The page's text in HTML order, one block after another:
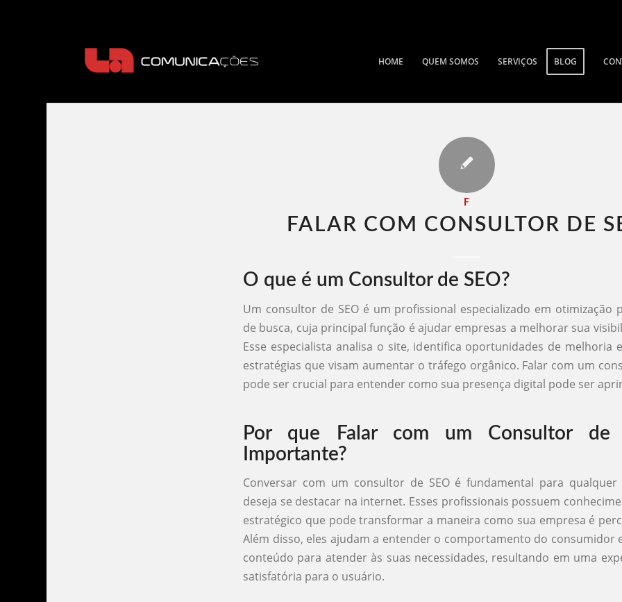
HOME QUEM SOMOS SERVIÇOS BLOG
F
FALAR COM CONSULTOR DE
O que é um Consultor de SEO?
Um consultor de SEO é um profissional especializado em otimização
de busca, cuja principal função é ajudar empresas a melhorar sua
Esse especialista analisa o site, identifica oportunidades de melhoria
estratégias que visam aumentar o tráfego orgânico. Falar com um
pode ser crucial para entender como sua presença digital pode ser
Por que Falar com um Consultor de
Importante?
Conversar com um consultor de SEO é fundamental para qualquer
deseja se destacar na internet. Esses profissionais possuem
estratégico que pode transformar a maneira como sua empresa é
Além disso, eles ajudam a entender o comportamento do consumidor
conteúdo para atender às suas necessidades, resultando em uma
satisfatória para o usuário.